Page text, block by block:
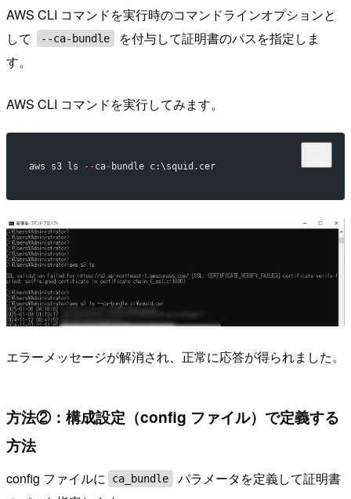
AWS CLI コマンドを実行時のコマンドラインオプションと
して
--ca-bundle
を付与して証明書のパスを指定しま
す。
AWS CLI コマンドを実行してみます。
aws s3 ls --ca- bundle c:\squid.cer
エラーメッセージが解消され、正常に応答が得られました。
方法②：構成設定（config ファイル）で定義する
方法
config ファイルに ca_bundle
パラメータを定義して証明書